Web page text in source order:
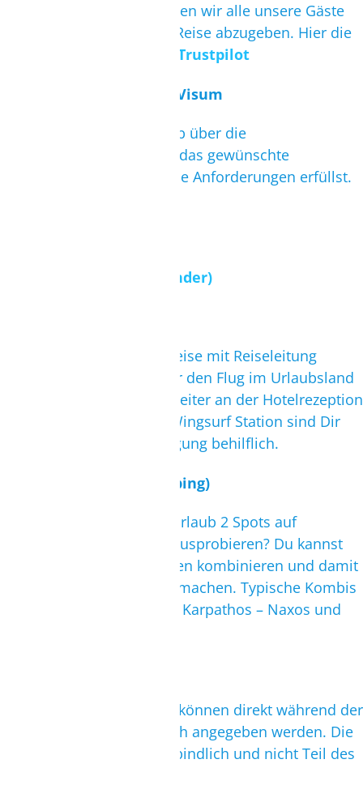
ständig zu verbessern, bitten wir alle unsere Gäste
eine Bewertung nach der Reise abzugeben. Hier die
Trustpilot
Einreisebestimmungen/Visum
Bitte informiere Dich vorab über die
Einreisebestimmungen in das gewünschte
Urlaubsland, und ob Du die Anforderungen erfüllst.
(Kalender)
Wenn Du keine Pauschalreise mit Reiseleitung
gebucht hast,musst Du Dir den Flug im Urlaubsland
rückbestätigen. Die Mitarbeiter an der Hotelrezeption
oder der Kite- und Wind/Wingsurf Station sind Dir
gerne bei der Rückbestätigung behilflich.
Kombinieren (Insel Hopping)
Warum nicht mal im Surfurlaub 2 Spots auf
unterschiedlichen Inseln ausprobieren? Du kannst
alles mit kleinen Bausteinen kombinieren und damit
Deinen Trip interessanter machen. Typische Kombis
sind Rhodos – Karpathos; Karpathos – Naxos und
Wünsche zur Hotelanlage können direkt während der
Buchung oder auch danach angegeben werden. Die
Wünsche sind aber unverbindlich und nicht Teil des